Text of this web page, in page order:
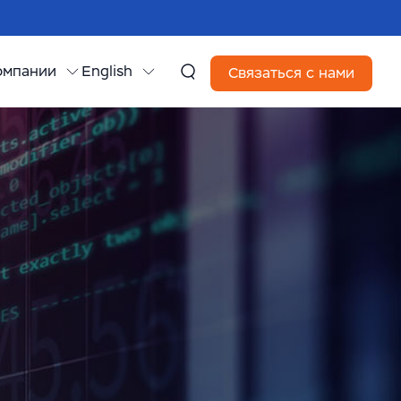
English Связаться с нами